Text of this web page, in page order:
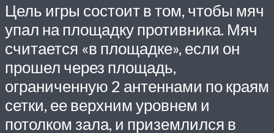
Цель игры состоит в том, чтобы мяч
упал на площадку противника. Мяч
считается «в площадке», если он
прошел через площадь,
ограниченную 2 антеннами по краям
сетки, ее верхним уровнем и
потолком зала, и приземлился в